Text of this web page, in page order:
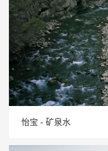
怡宝 - 矿泉水
怡宝 - 矿泉水